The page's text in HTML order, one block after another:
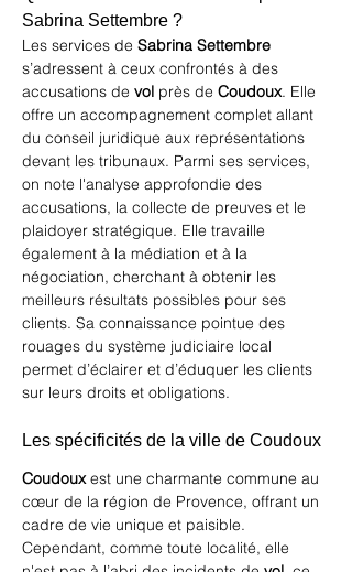
Sabrina Settembre ?
Les services de Sabrina Settembre
s’adressent à ceux confrontés à des
accusations de vol près de Coudoux. Elle
offre un accompagnement complet allant
du conseil juridique aux représentations
devant les tribunaux. Parmi ses services,
on note l'analyse approfondie des
accusations, la collecte de preuves et le
plaidoyer stratégique. Elle travaille
également à la médiation et à la
négociation, cherchant à obtenir les
meilleurs résultats possibles pour ses
clients. Sa connaissance pointue des
rouages du système judiciaire local
permet d’éclairer et d’éduquer les clients
sur leurs droits et obligations.
Les spécificités de la ville de Coudoux
Coudoux est une charmante commune au
cœur de la région de Provence, offrant un
cadre de vie unique et paisible.
Cependant, comme toute localité, elle